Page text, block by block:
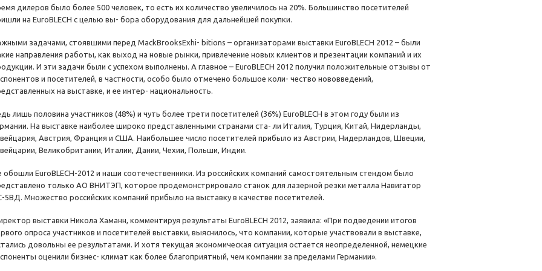
дилеров было более 500 человек, то есть их количество увеличилось на 20%. Большинство посетителей
на EuroBLECH с целью вы- бора оборудования для дальнейшей покупки.
задачами, стоявшими перед MackBrooksExhi- bitions – организаторами выставки EuroBLECH 2012 – были
направления работы, как выход на новые рынки, привлечение новых клиентов и презентации компаний и их
И эти задачи были с успехом выполнены. А главное – EuroBLECH 2012 получил положительные отзывы от
и посетителей, в частности, особо было отмечено большое коли- чество нововведений,
на выставке, и ее интер- национальность.
лишь половина участников (48%) и чуть более трети посетителей (36%) EuroBLECH в этом году были из
На выставке наиболее широко представленными странами ста- ли Италия, Турция, Китай, Нидерланды,
Австрия, Франция и США. Наибольшее число посетителей прибыло из Австрии, Нидерландов, Швеции,
Великобритании, Италии, Дании, Чехии, Польши, Индии.
обошли EuroBLECH-2012 и наши соотечественники. Из российских компаний самостоятельным стендом было
только АО ВНИТЭП, которое продемонстрировало станок для лазерной резки металла Навигатор
5ВД. Множество российских компаний прибыло на выставку в качестве посетителей.
выставки Никола Хаманн, комментируя результаты EuroBLECH 2012, заявила: «При подведении итогов
опроса участников и посетителей выставки, выяснилось, что компании, которые участвовали в выставке,
довольны ее результатами. И хотя текущая экономическая ситуация остается неопределенной, немецкие
оценили бизнес- климат как более благоприятный, чем компании за пределами Германии».